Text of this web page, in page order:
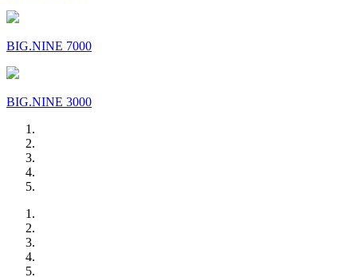
BIG.NINE 7000
BIG.NINE 3000